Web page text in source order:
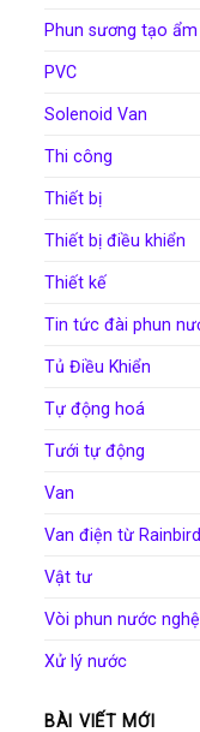
Phun sương tạo
PVC
Solenoid Van
Thi công
Thiết bị
Thiết bị điều khiển
Thiết kế
Tin tức đài phun
Tủ Điều Khiển
Tự động hoá
Tưới tự động
Van
Van điện từ Rainbird
Vật tư
Vòi phun nước
Xử lý nước
BÀI VIẾT MỚI